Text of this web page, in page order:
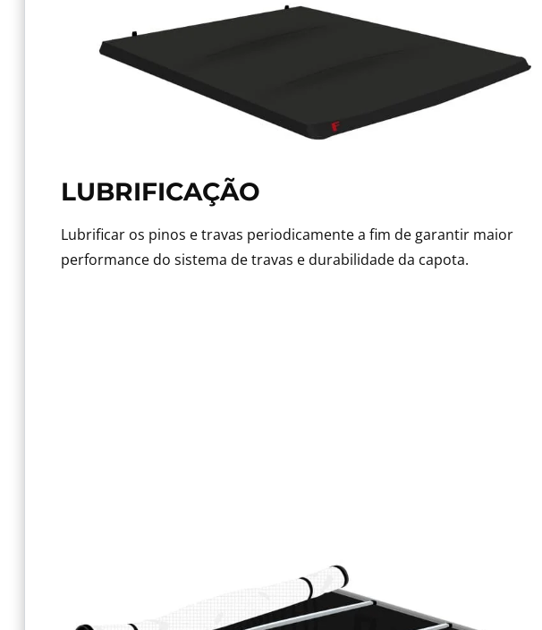
LUBRIFICAÇÃO
Lubrificar os pinos e travas periodicamente a fim de garantir maior
performance do sistema de travas e durabilidade da capota.